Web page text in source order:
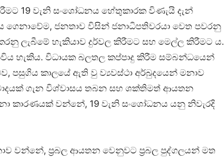
19 වැනි සංශෝධනය හේතුකාරක විණැයි දැන්
ගෙනාවේම, ජනතාව විසින් ජනාධිපතිවරයා වෙත පවරනු
ලැබීමේ හැකියාව දුර්වල කිරීමට සහ මෙල්ල කිරීමට ය.
හැකිය. විධායක බලතල කප්පාදු කිරීම සම්බන්ධයෙන්
පසුගිය කාලයේ ඇති වු ව්‍යවස්ථා අර්බුදයෙන් මනාව
ගැන විශ්වාසය තබන සහ ශක්තිමත් ආයතන
කාරණයක් වන්නේ, 19 වැනි සංශෝධනය යනු නිවැරදි
වන්නේ, ප්‍රබල ආයතන වෙනුවට ප්‍රබල පුද්ගලයන් මත